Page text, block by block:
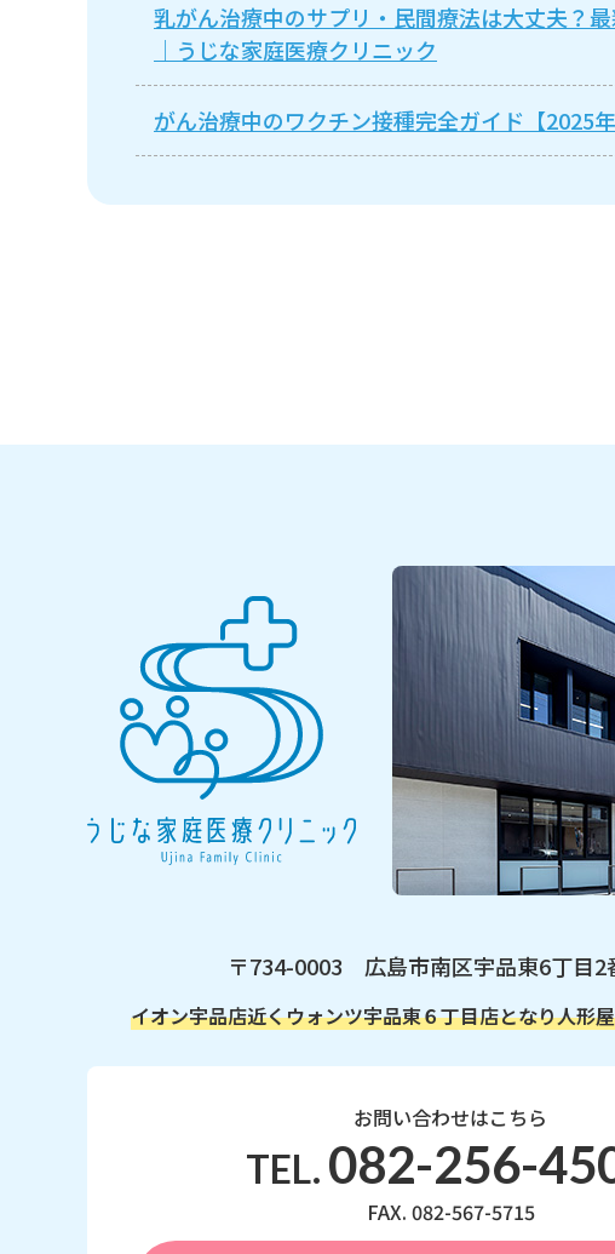
乳がん治療中のサプリ・民間療法は大丈夫？
｜うじな家庭医療クリニック
がん治療中のワクチン接種完全ガイド【2025
〒734-0003 広島市南区宇品東6丁目2
イオン宇品店近くウォンツ宇品東６丁目店となり人形
お問い合わせはこちら
TEL. 082-256-
FAX. 082-567-5715